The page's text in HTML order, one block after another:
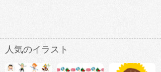
人気のイラスト